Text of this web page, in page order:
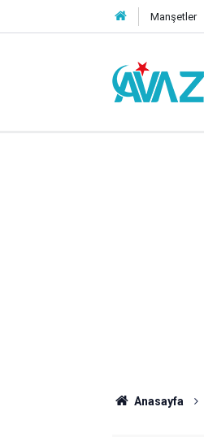
Manşetler
Anasayfa